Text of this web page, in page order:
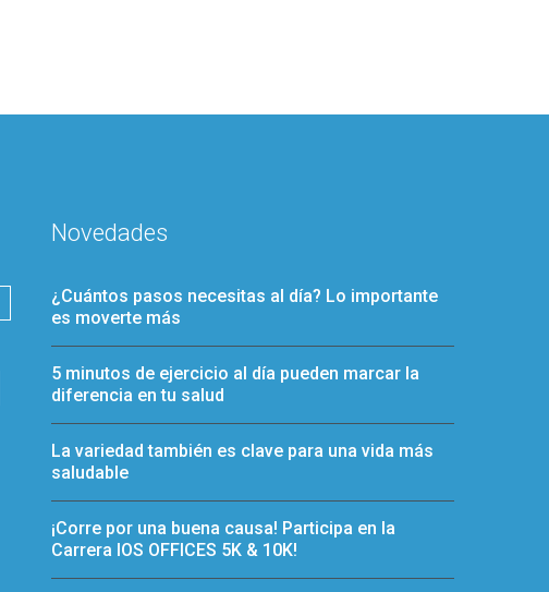
Novedades
¿Cuántos pasos necesitas al día? Lo importante
es moverte más
5 minutos de ejercicio al día pueden marcar la
diferencia en tu salud
La variedad también es clave para una vida más
saludable
¡Corre por una buena causa! Participa en la
Carrera IOS OFFICES 5K & 10K!